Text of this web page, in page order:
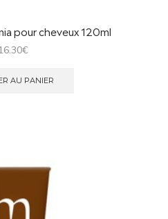
pour cheveux 120ml
€
AU PANIER